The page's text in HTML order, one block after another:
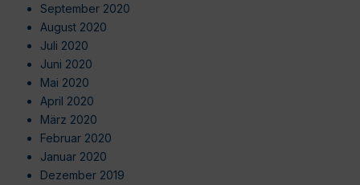
September 2020
August 2020
Juli 2020
Juni 2020
Mai 2020
April 2020
März 2020
Februar 2020
Januar 2020
Dezember 2019